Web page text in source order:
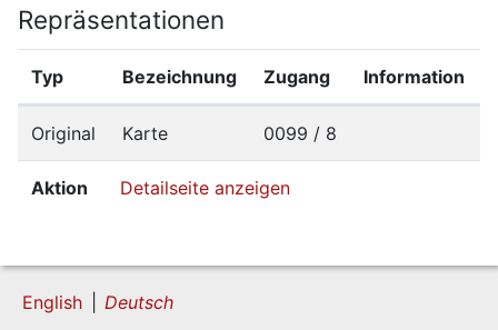
Repräsentationen
Typ Bezeichnung Zugang Information
Original Karte 0099 / 8
Aktion Detailseite anzeigen
English Deutsch